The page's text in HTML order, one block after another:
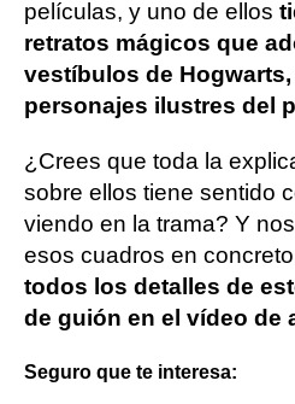
películas, y uno de ellos
retratos mágicos que
vestíbulos de
personajes ilustres del
¿Crees que toda la
sobre ellos tiene sentido
viendo en la trama? Y
esos cuadros en
todos los detalles de
de guión en el vídeo de
Seguro que te interesa: